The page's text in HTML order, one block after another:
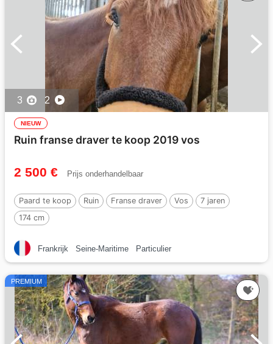
3 2
NIEUW
Ruin franse draver te koop 2019 vos
2 500 € Prijs onderhandelbaar
Paard te koop Ruin Franse draver Vos
7 jaren
174 cm
Frankrijk Seine-Maritime Particulier
PREMIUM